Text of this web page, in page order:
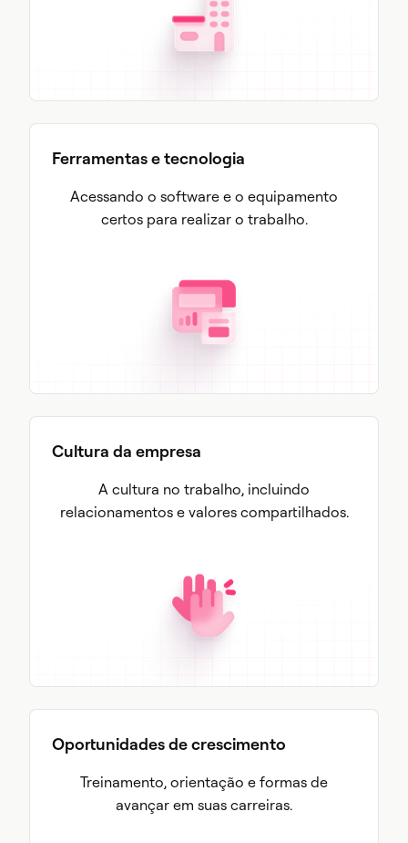
Ferramentas e tecnologia
Acessando o software e o equipamento
certos para realizar o trabalho.
Cultura da empresa
A cultura no trabalho, incluindo
relacionamentos e valores compartilhados.
Oportunidades de crescimento
Treinamento, orientação e formas de
avançar em suas carreiras.